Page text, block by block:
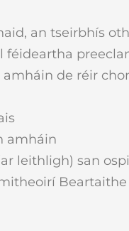
an tseirbhís
féideartha
amháin de réir
amháin
leithligh) san